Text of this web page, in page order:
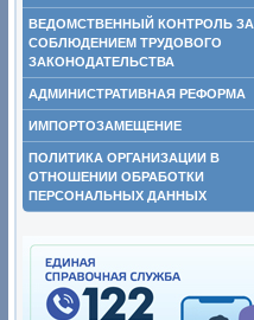
ВЕДОМСТВЕННЫЙ КОНТРОЛЬ ЗА
СОБЛЮДЕНИЕМ ТРУДОВОГО
ЗАКОНОДАТЕЛЬСТВА
АДМИНИСТРАТИВНАЯ РЕФОРМА
ИМПОРТОЗАМЕЩЕНИЕ
ПОЛИТИКА ОРГАНИЗАЦИИ В
ОТНОШЕНИИ ОБРАБОТКИ
ПЕРСОНАЛЬНЫХ ДАННЫХ